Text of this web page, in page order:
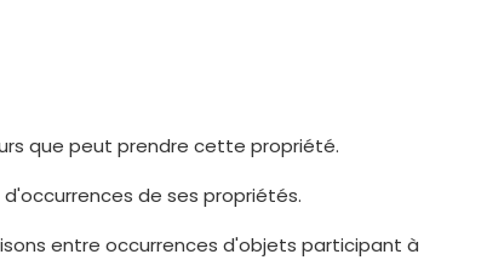
que peut prendre cette propriété.
de ses propriétés.
entre occurrences d'objets participant à